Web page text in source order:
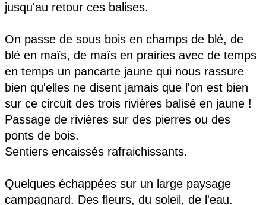
jusqu'au retour ces balises.
On passe de sous bois en champs de blé, de
blé en maïs, de maïs en prairies avec de temps
en temps un pancarte jaune qui nous rassure
bien qu'elles ne disent jamais que l'on est bien
sur ce circuit des trois rivières balisé en jaune !
Passage de rivières sur des pierres ou des
ponts de bois.
Sentiers encaissés rafraichissants.
Quelques échappées sur un large paysage
campagnard. Des fleurs, du soleil, de l'eau.